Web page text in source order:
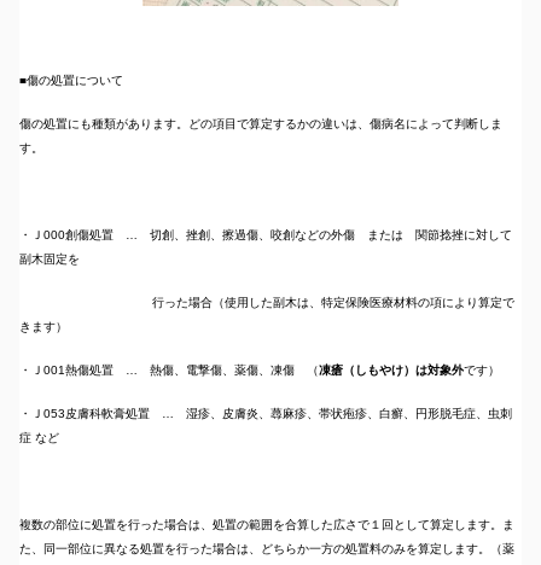
■傷の処置について
傷の処置にも種類があります。どの項目で算定するかの違いは、傷病名によって判断しま
す。
・Ｊ000創傷処置 … 切創、挫創、擦過傷、咬創などの外傷 または 関節捻挫に対して
副木固定を
行った場合（使用した副木は、特定保険医療材料の項により算定で
きます）
・Ｊ001熱傷処置 … 熱傷、電撃傷、薬傷、凍傷 （凍瘡 （しもやけ） は対象外です）
・Ｊ053皮膚科軟膏処置 … 湿疹、皮膚炎、蕁麻疹、帯状疱疹、白癬、円形脱毛症、虫刺
症 など
複数の部位に処置を行った場合は、処置の範囲を合算した広さで１回として算定します。ま
た、同一部位に異なる処置を行った場合は、どちらか一方の処置料のみを算定します。（薬